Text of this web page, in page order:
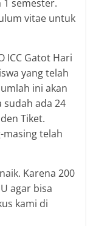
1 semester.
vitae untuk
ICC Gatot Hari
yang telah
ini akan
sudah ada 24
Tiket.
masing telah
Karena 200
agar bisa
kami di